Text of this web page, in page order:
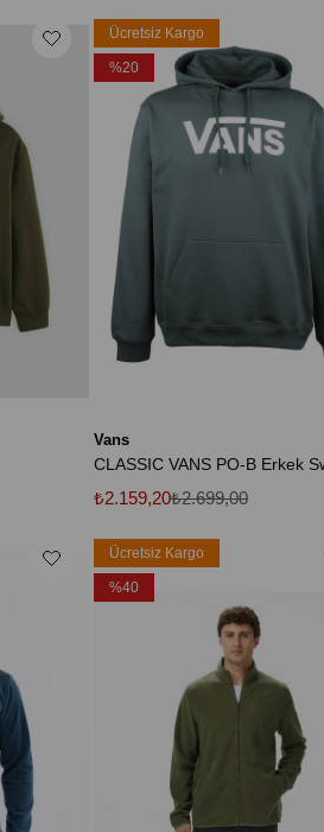
Vans
₺2.159,20₺2.699,00
Ücretsiz Kargo
%20
Ücretsiz Kargo
%40